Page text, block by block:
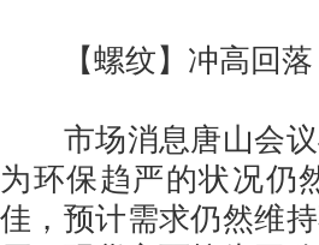
【螺纹】冲高回
市场消息唐山会议
为环保趋严的状况仍
佳，预计需求仍然维